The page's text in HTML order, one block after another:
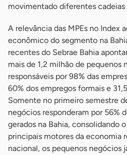
movimentado diferentes
A relevância das MPEs no Index
econômico do segmento na
recentes do Sebrae Bahia
mais de 1,2 milhão de pequenos
responsáveis por 98% das
60% dos empregos formais e
Somente no primeiro semestre
negócios responderam por 56%
gerados na Bahia, consolidando
principais motores da economia
nacional, os pequenos negócios